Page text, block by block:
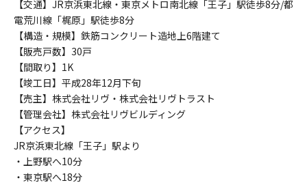
【交通】JR京浜東北線・東京メトロ南北線「王子」駅徒歩8分/都
電荒川線「梶原」駅徒歩8分
【構造・規模】鉄筋コンクリート造地上6階建て
【販売戸数】30戸
【間取り】1K
【竣工日】平成28年12月下旬
【売主】株式会社リヴ・株式会社リヴトラスト
【管理会社】株式会社リヴビルディング
【アクセス】
JR京浜東北線「王子」駅より
・上野駅へ10分
・東京駅へ18分